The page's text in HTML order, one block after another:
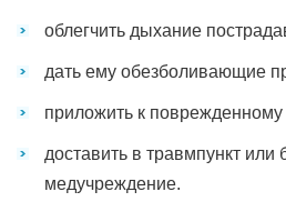
облегчить дыхание
дать ему обезболивающие
приложить к поврежденному
доставить в травмпункт
медучреждение.